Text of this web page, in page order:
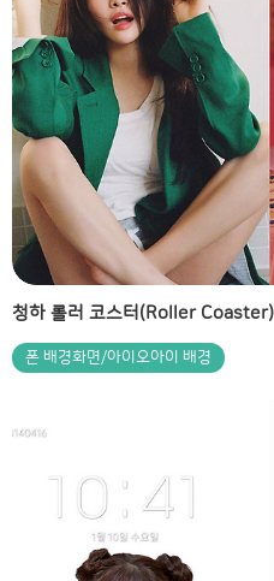
청하 롤러 코스터(Roller
폰 배경화면/아이오아이 배경